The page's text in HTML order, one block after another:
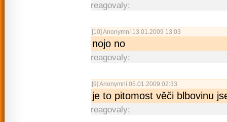
reagovaly:
[10] Anonymní 13.01.2009 13:03
nojo no
reagovaly:
[9] Anonymní 05.01.2009 02:33
je to pitomost věči blbovinu
reagovaly: